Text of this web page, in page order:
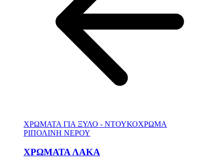
ΧΡΩΜΑΤΑ ΓΙΑ ΞΥΛΟ - ΝΤΟΥΚΟΧΡΩΜΑ
ΡΙΠΟΛΙΝΗ ΝΕΡΟΥ
ΧΡΩΜΑΤΑ ΛΑΚΑ